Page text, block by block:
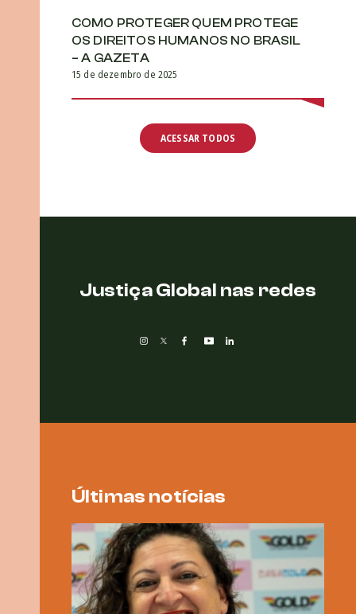
COMO PROTEGER QUEM PROTEGE
OS DIREITOS HUMANOS NO BRASIL
– A GAZETA
15 de dezembro de 2025
ACESSAR TODOS
Justiça Global nas redes
Últimas notícias